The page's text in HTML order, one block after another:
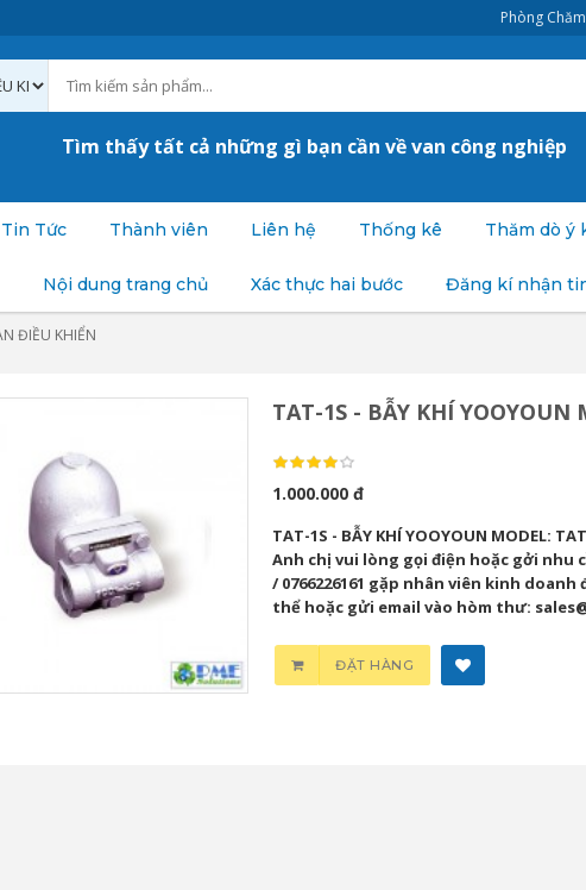
Phòng
Tìm thấy tất cả những gì bạn cần về van công nghiệp
Tin Tức Thành viên Liên hệ Thống kê Thăm dò ý
Nội dung trang chủ Xác thực hai bước Đăng kí nhận
ĐIỀU KHIỂN
TAT-1S - BẪY KHÍ YOOYOUN
1.000.000 đ
TAT-1S - BẪY KHÍ YOOYOUN MODEL:
Anh chị vui lòng gọi điện hoặc gởi nhu
/ 0766226161 gặp nhân viên kinh
thể hoặc gửi email vào hòm thư:
ĐẶT HÀNG